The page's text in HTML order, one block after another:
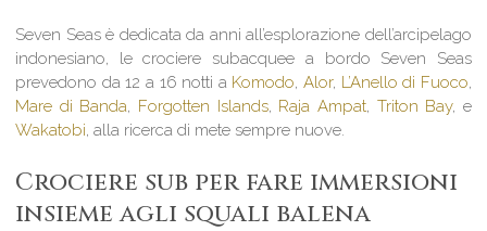
Seven Seas è dedicata da anni all’esplorazione dell’arcipelago
indonesiano, le crociere subacquee a bordo Seven Seas
prevedono da 12 a 16 notti a Komodo,Alor, L’Anello di Fuoco,
Mare di Banda, Forgotten Islands, Raja Ampat, Triton Bay, e
Wakatobi, alla ricerca di mete sempre nuove.
Crociere sub per fare immersioni
insieme agli squali balena